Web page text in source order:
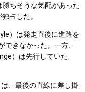
ちそうな気配があった
占した。
）は発走直後に進路を
きなかった。一方、
）は先行していた
、最後の直線に差し掛